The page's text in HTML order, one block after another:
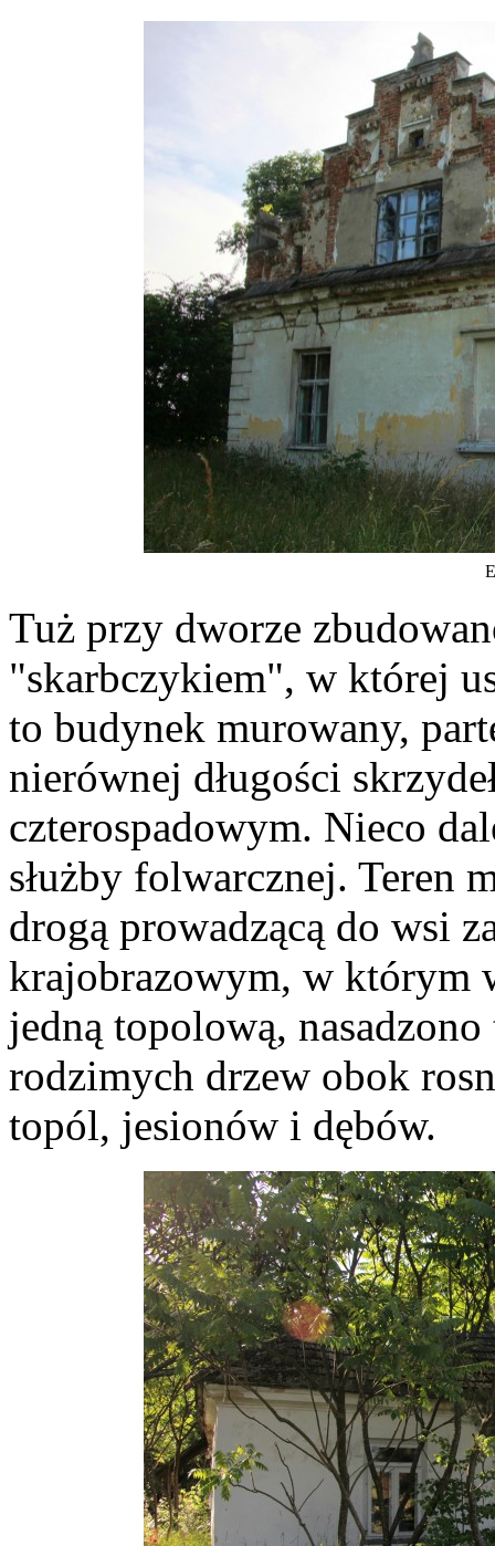
Tuż przy dworze
"skarbczykiem", w której
to budynek murowany,
nierównej długości
czterospadowym. Nieco
służby folwarcznej. Teren
drogą prowadzącą do wsi
krajobrazowym, w którym
jedną topolową,
rodzimych drzew obok
topól, jesionów i dębów.